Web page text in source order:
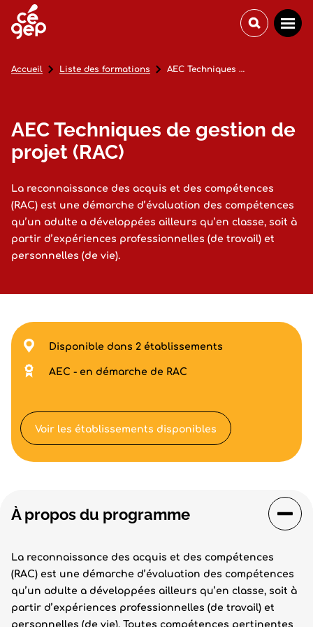
AEC Techniques de gestion de
projet (RAC)
La reconnaissance des acquis et des compétences
(RAC) est une démarche d’évaluation des compétences
qu’un adulte a développées ailleurs qu’en classe, soit à
partir d’expériences professionnelles (de travail) et
personnelles (de vie).
Accueil Liste des formations AEC Techniques de gestion de projet (RAC)
À propos du programme
La reconnaissance des acquis et des compétences
(RAC) est une démarche d’évaluation des compétences
qu’un adulte a développées ailleurs qu’en classe, soit à
partir d’expériences professionnelles (de travail) et
personnelles (de vie). Toutes compétences pertinentes
Disponible dans 2 établissements
AEC - en démarche de RAC
Voir les établissements disponibles